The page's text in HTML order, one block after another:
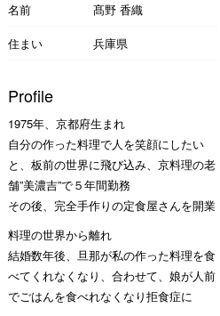
名前
髙野 香織
住まい
兵庫県
Profile
1975年、京都府生まれ
自分の作った料理で人を笑顔にしたい
と、板前の世界に飛び込み、京料理の老
舗”美濃吉”で５年間勤務
その後、完全手作りの定食屋さんを開業
料理の世界から離れ
結婚数年後、旦那が私の作った料理を食
べてくれなくなり、合わせて、娘が人前
でごはんを食べれなくなり拒食症に